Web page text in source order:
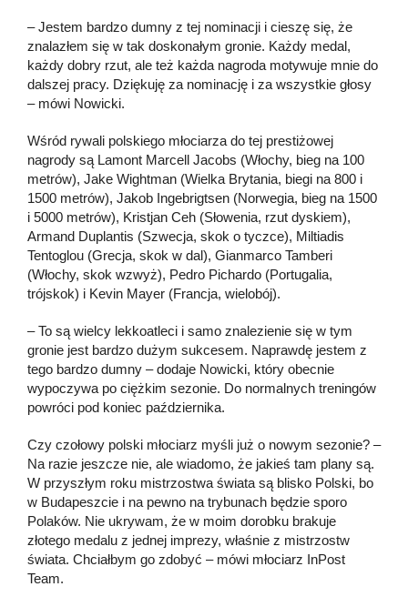
– Jestem bardzo dumny z tej nominacji i cieszę się, że
znalazłem się w tak doskonałym gronie. Każdy medal,
każdy dobry rzut, ale też każda nagroda motywuje mnie do
dalszej pracy. Dziękuję za nominację i za wszystkie głosy
– mówi Nowicki.
Wśród rywali polskiego młociarza do tej prestiżowej
nagrody są Lamont Marcell Jacobs (Włochy, bieg na 100
metrów), Jake Wightman (Wielka Brytania, biegi na 800 i
1500 metrów), Jakob Ingebrigtsen (Norwegia, bieg na 1500
i 5000 metrów), Kristjan Ceh (Słowenia, rzut dyskiem),
Armand Duplantis (Szwecja, skok o tyczce), Miltiadis
Tentoglou (Grecja, skok w dal), Gianmarco Tamberi
(Włochy, skok wzwyż), Pedro Pichardo (Portugalia,
trójskok) i Kevin Mayer (Francja, wielobój).
– To są wielcy lekkoatleci i samo znalezienie się w tym
gronie jest bardzo dużym sukcesem. Naprawdę jestem z
tego bardzo dumny – dodaje Nowicki, który obecnie
wypoczywa po ciężkim sezonie. Do normalnych treningów
powróci pod koniec października.
Czy czołowy polski młociarz myśli już o nowym sezonie? –
Na razie jeszcze nie, ale wiadomo, że jakieś tam plany są.
W przyszłym roku mistrzostwa świata są blisko Polski, bo
w Budapeszcie i na pewno na trybunach będzie sporo
Polaków. Nie ukrywam, że w moim dorobku brakuje
złotego medalu z jednej imprezy, właśnie z mistrzostw
świata. Chciałbym go zdobyć – mówi młociarz InPost
Team.